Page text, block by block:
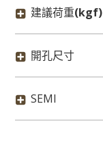
建議荷重(kgf)
開孔尺寸
SEMI